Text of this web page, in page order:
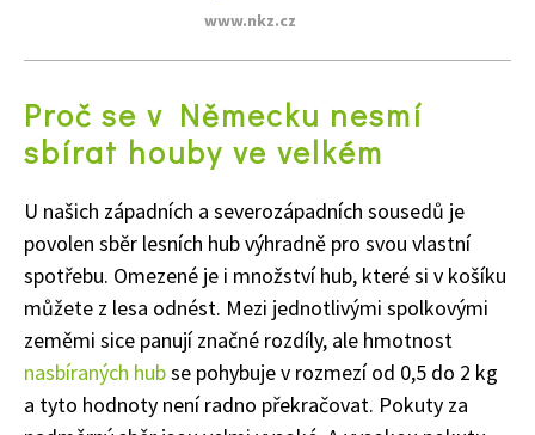
www.nkz.cz
Proč se v Německu nesmí
sbírat houby ve velkém
U našich západních a severozápadních sousedů je
povolen sběr lesních hub výhradně pro svou vlastní
spotřebu. Omezené je i množství hub, které si v košíku
můžete z lesa odnést. Mezi jednotlivými spolkovými
zeměmi sice panují značné rozdíly, ale hmotnost
nasbíraných hubse pohybuje v rozmezí od 0,5 do 2 kg
a tyto hodnoty není radno překračovat. Pokuty za